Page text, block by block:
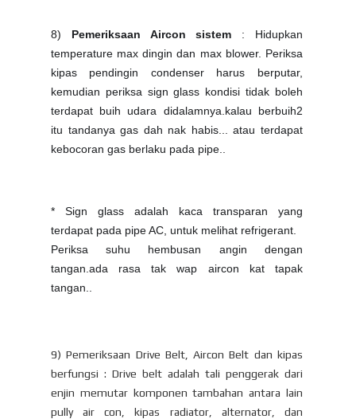
8) Pemeriksaan Aircon sistem : Hidupkan
temperature max dingin dan max blower. Periksa
kipas pendingin condenser harus berputar,
kemudian periksa sign glass kondisi tidak boleh
terdapat buih udara didalamnya.kalau berbuih2
itu tandanya gas dah nak habis... atau terdapat
kebocoran gas berlaku pada pipe..
* Sign glass adalah kaca transparan yang
terdapat pada pipe AC, untuk melihat refrigerant.
Periksa suhu hembusan angin dengan
tangan.ada rasa tak wap aircon kat tapak
tangan..
9) Pemeriksaan Drive Belt, Aircon Belt dan kipas
berfungsi : Drive belt adalah tali penggerak dari
enjin memutar komponen tambahan antara lain
pully air con, kipas radiator, alternator, dan